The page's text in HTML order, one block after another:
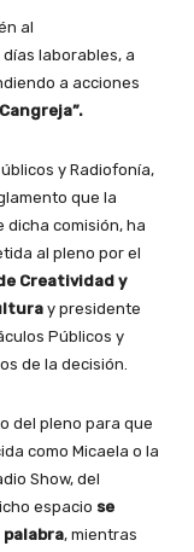
al
laborables, a
a acciones
y Radiofonía,
que la
dicha comisión, ha
al pleno por el
Creatividad y
y presidente
Públicos y
de la decisión.
del pleno para que
como Micaela o la
Show, del
espacio se
, mientras